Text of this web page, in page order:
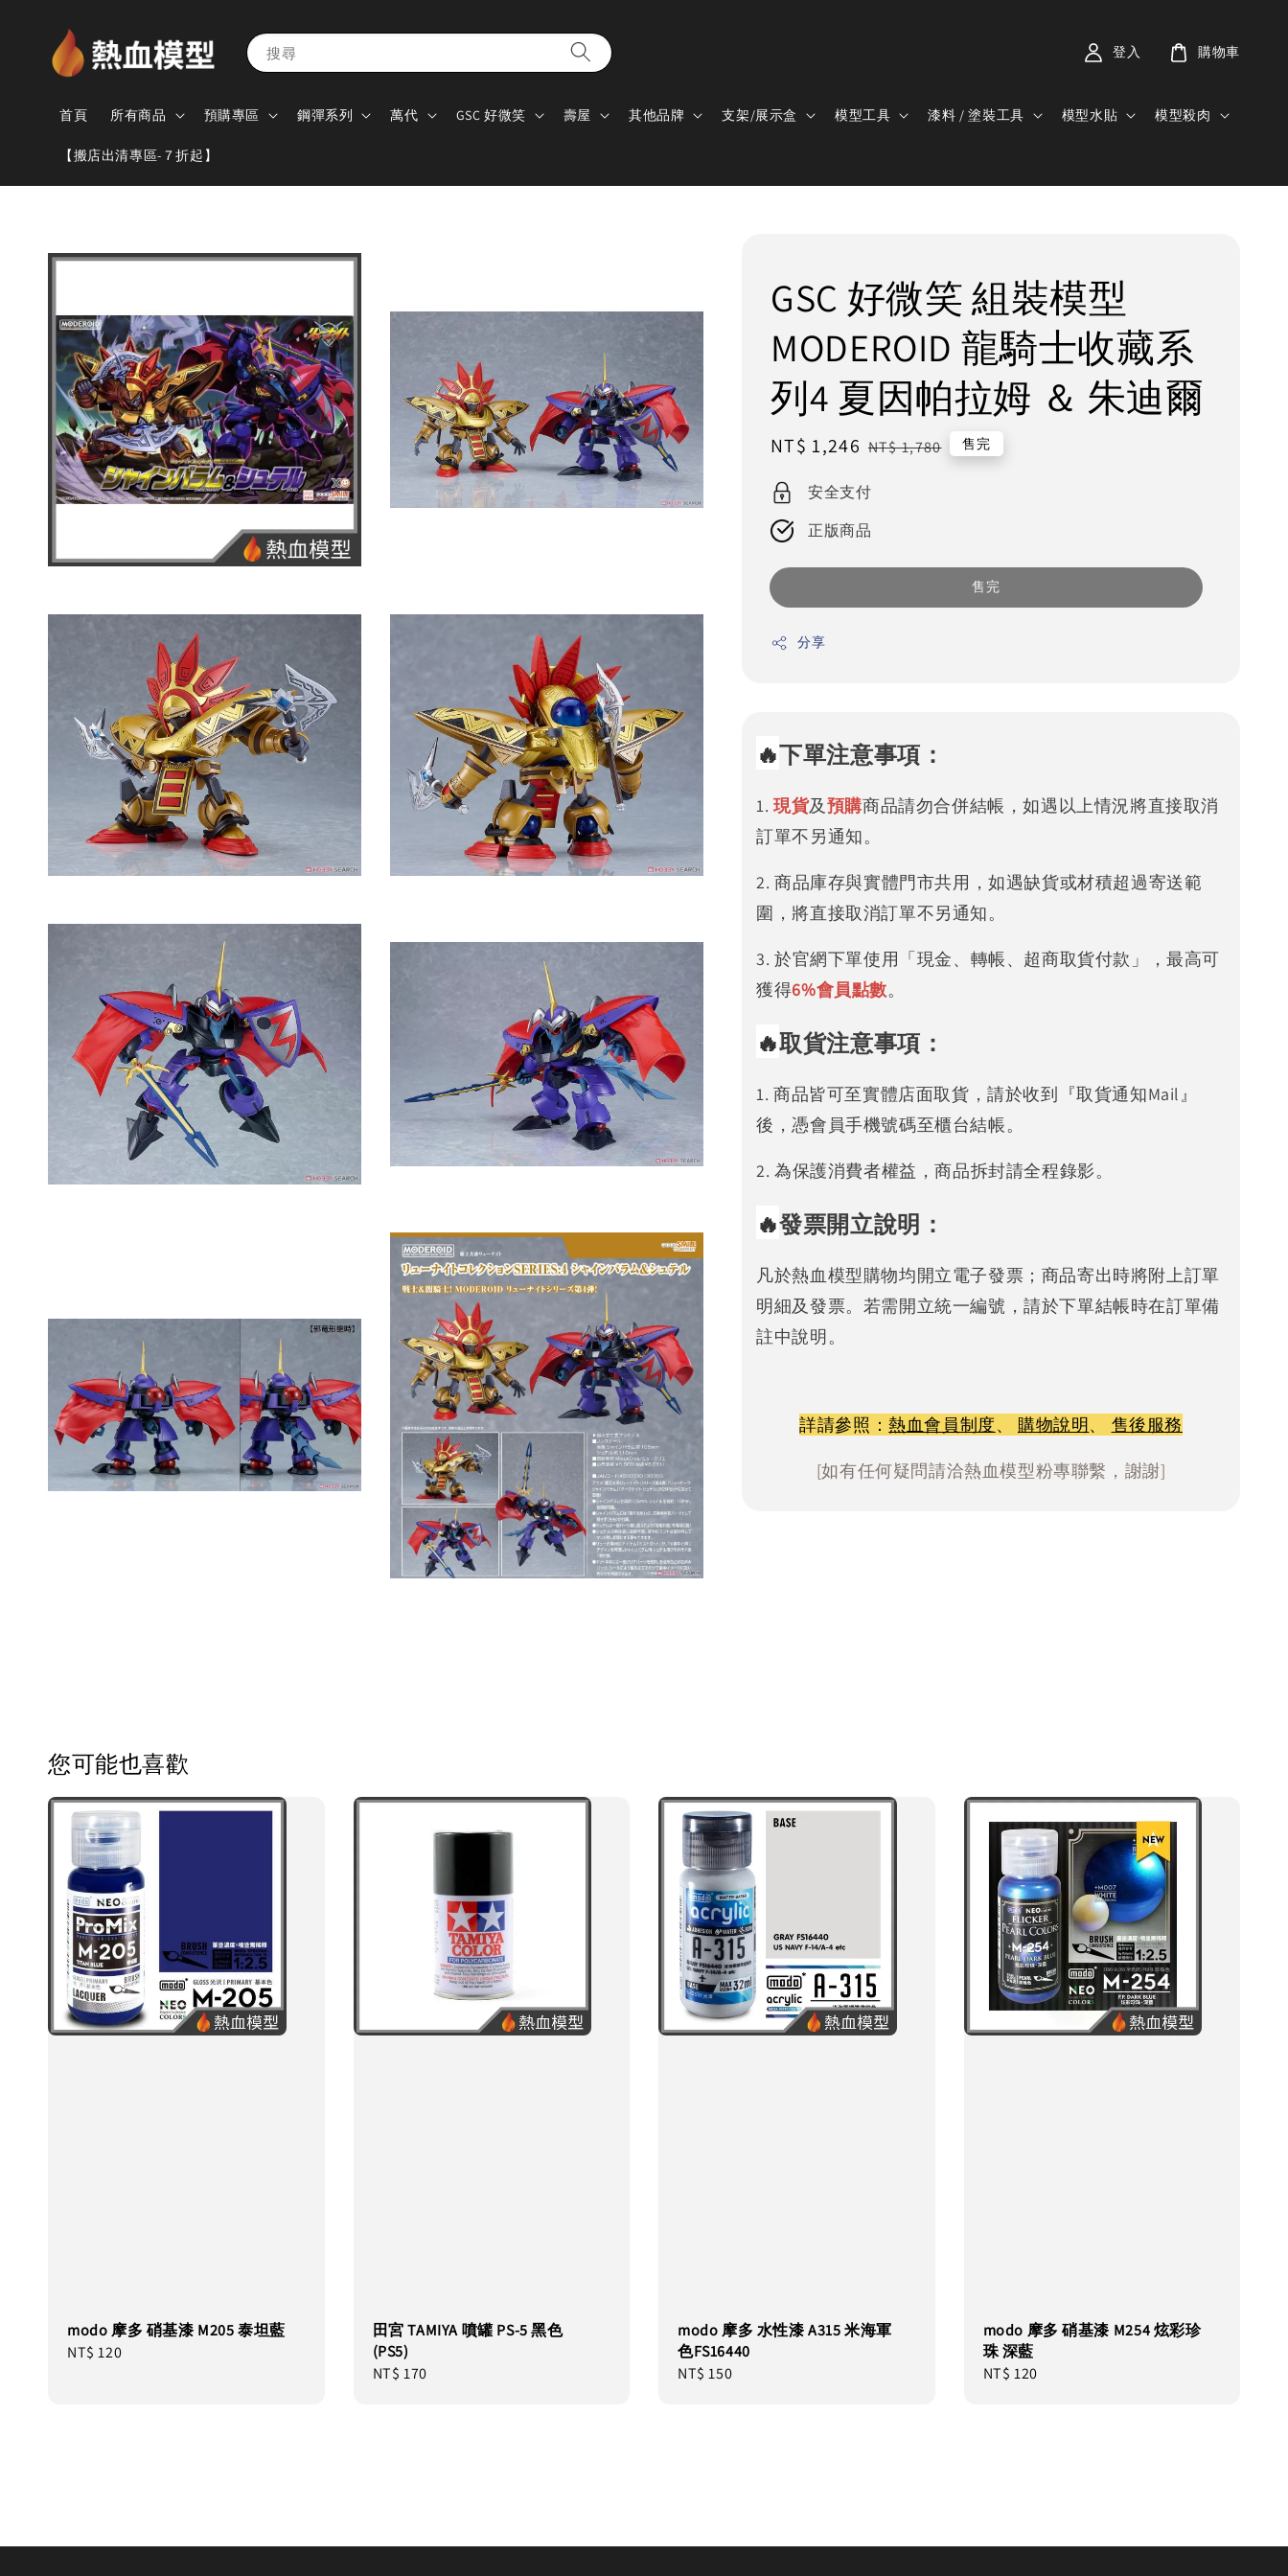
搜尋
首頁 所有商品 預購專區 鋼彈系列 萬代 GSC 好微笑 壽屋 其他品牌 支架/展示盒 模型工具 漆料 / 塗裝工具 模型水貼 模型殺肉
【搬店出清專區-７折起】
登入 購物車
GSC 好微笑 組裝模型
MODEROID 龍騎士收藏系
列4 夏因帕拉姆 ＆ 朱迪爾
Sale
NT$ 1,246 Regular
NT$ 1,780 售完
安全支付
正版商品
售完
分享
🔥下單注意事項：
1. 現貨及預購商品請勿合併結帳，如遇以上情況將直接取消
訂單不另通知。
2. 商品庫存與實體門市共用，如遇缺貨或材積超過寄送範
圍，將直接取消訂單不另通知。
3. 於官網下單使用「現金、轉帳、超商取貨付款」，最高可
獲得6%會員點數。
🔥取貨注意事項：
1. 商品皆可至實體店面取貨，請於收到『取貨通知Mail』
後，憑會員手機號碼至櫃台結帳。
2. 為保護消費者權益，商品拆封請全程錄影。
🔥發票開立說明：
凡於熱血模型購物均開立電子發票；商品寄出時將附上訂單
明細及發票。若需開立統一編號，請於下單結帳時在訂單備
註中說明。
詳請參照：熱血會員制度、 購物說明、 售後服務
[如有任何疑問請洽熱血模型粉專聯繫，謝謝]
您可能也喜歡
modo 摩多 硝基漆 M205 泰坦藍
Regular
NT$ 120
田宮 TAMIYA 噴罐 PS-5 黑色
(PS5)
Regular
NT$ 170
modo 摩多 水性漆 A315 米海軍
色FS16440
Regular
NT$ 150
modo 摩多 硝基漆 M254 炫彩珍
珠 深藍
Regular
NT$ 120